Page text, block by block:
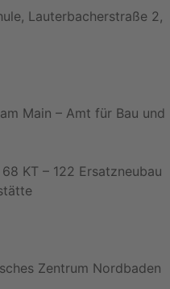
Lauterbacherstraße 2,
Main – Amt für Bau und
KT – 122 Ersatzneubau
Zentrum Nordbaden